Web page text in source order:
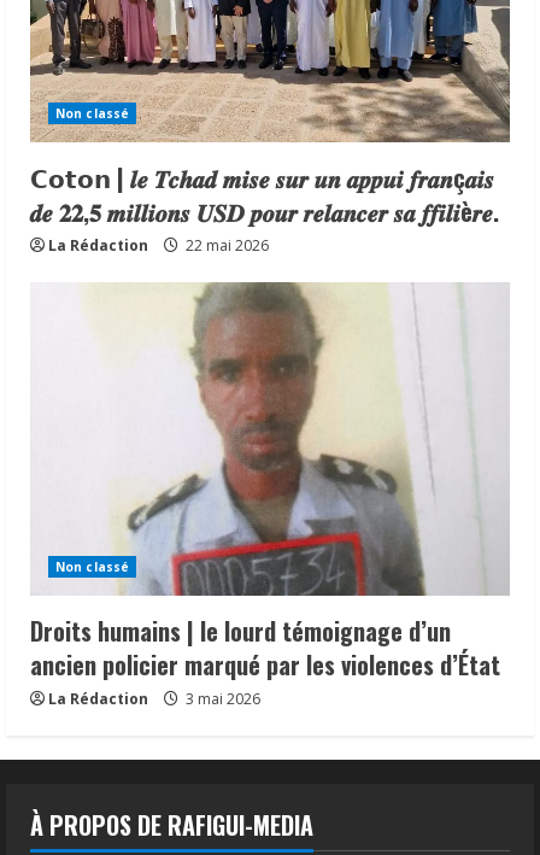
Non classé
𝗖𝗼𝘁𝗼𝗻 | 𝒍𝒆 𝑻𝒄𝒉𝒂𝒅 𝒎𝒊𝒔𝒆 𝒔𝒖𝒓 𝒖𝒏 𝒂𝒑𝒑𝒖𝒊 𝒇𝒓𝒂𝒏ç𝒂𝒊𝒔
𝒅𝒆 𝟐𝟐,𝟓 𝒎𝒊𝒍𝒍𝒊𝒐𝒏𝒔 𝑼𝑺𝑫 𝒑𝒐𝒖𝒓 𝒓𝒆𝒍𝒂𝒏𝒄𝒆𝒓 𝒔𝒂 𝒇𝒇𝒊𝒍𝒊è𝒓𝒆.
La Rédaction 22 mai 2026
Non classé
Droits humains | le lourd témoignage d’un
ancien policier marqué par les violences d’État
La Rédaction 3 mai 2026
À PROPOS DE RAFIGUI-MEDIA